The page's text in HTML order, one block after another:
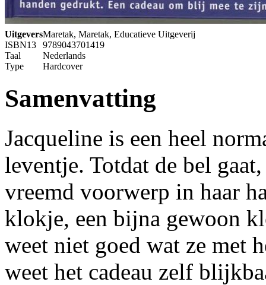
UitgeversMaretak, Maretak, Educatieve Uitgeverij
ISBN13
9789043701419
Taal
Nederlands
Type
Hardcover
Samenvatting
Jacqueline is een heel
leventje. Totdat de bel
vreemd voorwerp in haar
klokje, een bijna gewoon
weet niet goed wat ze met
weet het cadeau zelf